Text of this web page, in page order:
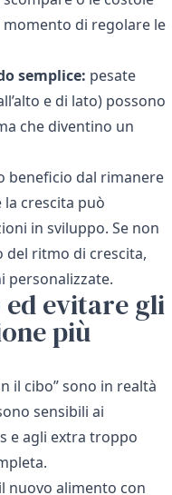
di regolare le
semplice: pesate
e di lato) possono
che diventino un
beneficio dal rimanere
crescita può
in sviluppo. Se non
del ritmo di crescita,
personalizzate.
evitare gli
più
il cibo” sono in realtà
sensibili ai
e agli extra troppo
nuovo alimento con